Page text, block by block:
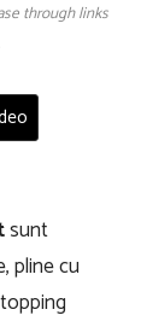
through links
sunt
pline cu